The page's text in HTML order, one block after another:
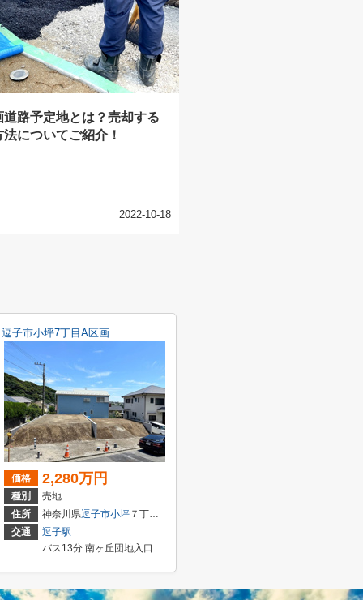
道路予定地とは？売却する
についてご紹介！
2022-10-18
逗子市小坪7丁目A区画
価格 2,280万円
種別
売地
住所
神奈川県逗子市小坪 ７丁目12-5
交通
逗子駅
バス13分 南ヶ丘団地入口 停歩6分